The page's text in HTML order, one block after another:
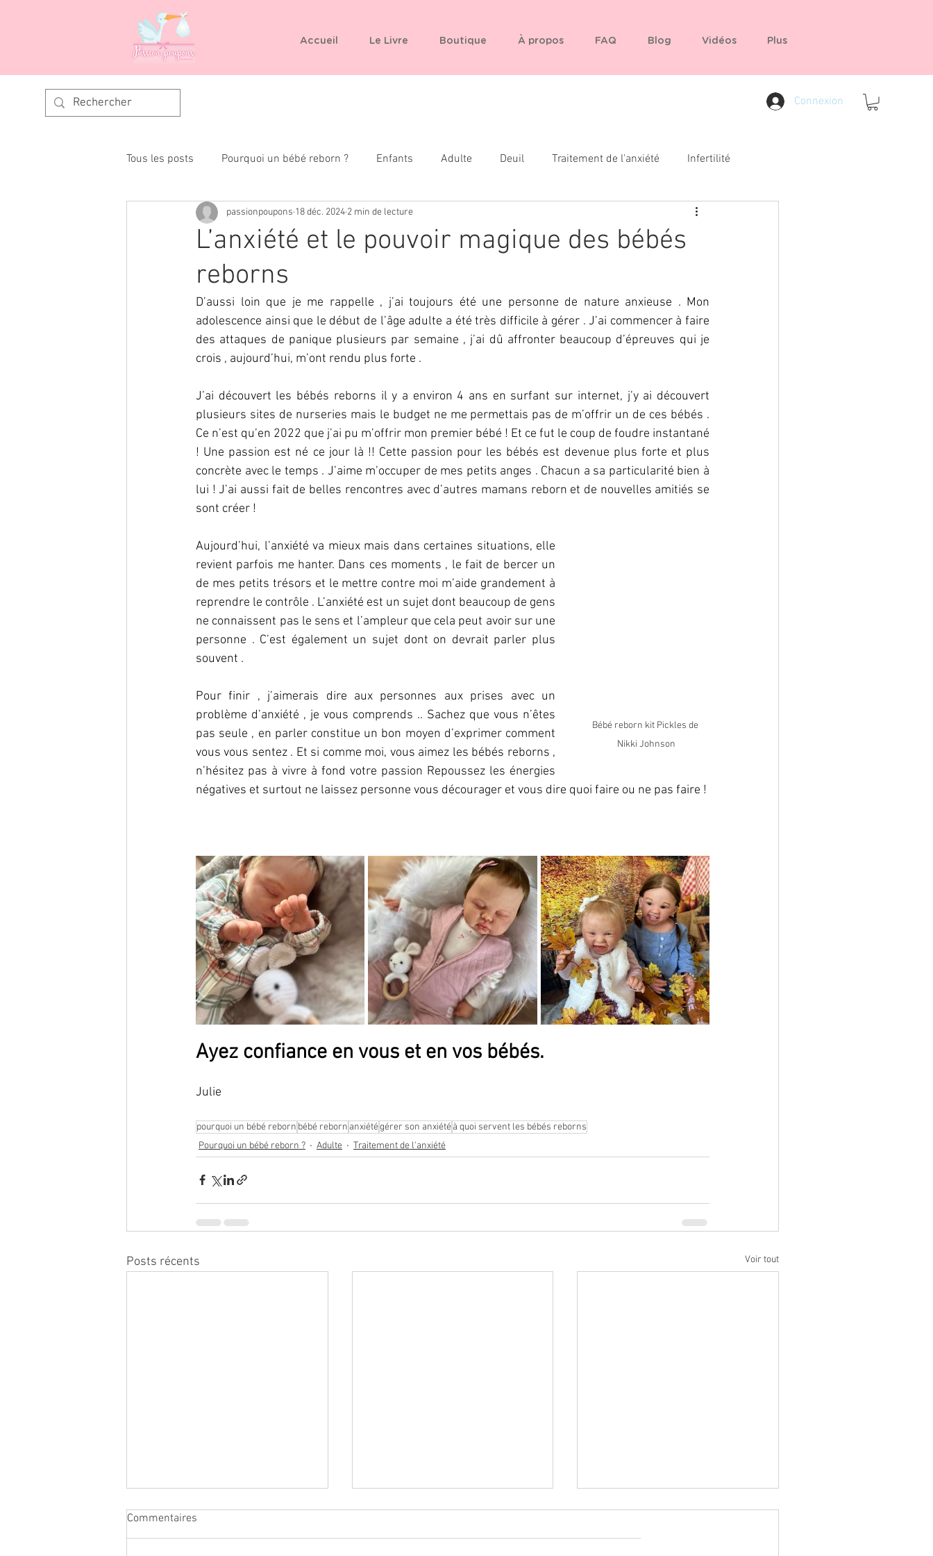
Accueil Le Livre Boutique À propos FAQ Blog Vidéos Plus
Connexion
Tous les posts Pourquoi un bébé reborn ? Enfants Adulte Deuil Traitement de l'anxiété Infertilité
Reborning
L’anxiété et le pouvoir magique des bébés
reborns
passionpoupons 18 déc. 2024 2 min de lecture
D’aussi loin que je me rappelle , j’ai toujours été une personne de nature anxieuse . Mon
adolescence ainsi que le début de l’âge adulte a été très difficile à gérer . J’ai commencer à faire
des attaques de panique plusieurs par semaine , j’ai dû affronter beaucoup d’épreuves qui je
crois , aujourd’hui, m’ont rendu plus forte .
J’ai découvert les bébés reborns il y a environ 4 ans en surfant sur internet, j’y ai découvert
plusieurs sites de nurseries mais le budget ne me permettais pas de m’offrir un de ces bébés .
Ce n’est qu’en 2022 que j’ai pu m’offrir mon premier bébé ! Et ce fut le coup de foudre instantané
! Une passion est né ce jour là !! Cette passion pour les bébés est devenue plus forte et plus
concrète avec le temps . J’aime m’occuper de mes petits anges . Chacun a sa particularité bien à
lui ! J’ai aussi fait de belles rencontres avec d’autres mamans reborn et de nouvelles amitiés se
sont créer !
Bébé reborn kit Pickles de
Nikki Johnson
Aujourd’hui, l’anxiété va mieux mais dans certaines situations, elle
revient parfois me hanter. Dans ces moments , le fait de bercer un
de mes petits trésors et le mettre contre moi m’aide grandement à
reprendre le contrôle . L’anxiété est un sujet dont beaucoup de gens
ne connaissent pas le sens et l’ampleur que cela peut avoir sur une
personne . C’est également un sujet dont on devrait parler plus
souvent .
Pour finir , j’aimerais dire aux personnes aux prises avec un
problème d’anxiété , je vous comprends .. Sachez que vous n’êtes
pas seule , en parler constitue un bon moyen d’exprimer comment
vous vous sentez . Et si comme moi, vous aimez les bébés reborns ,
n’hésitez pas à vivre à fond votre passion Repoussez les énergies
négatives et surtout ne laissez personne vous décourager et vous dire quoi faire ou ne pas faire !
Ayez confiance en vous et en vos bébés.
Julie
pourquoi un bébé reborn bébé reborn anxiétégérer son anxiétéà quoi servent les bébés reborns
Pourquoi un bébé reborn ?
Adulte Traitement de l'anxiété
Posts récents Voir tout
Commentaires